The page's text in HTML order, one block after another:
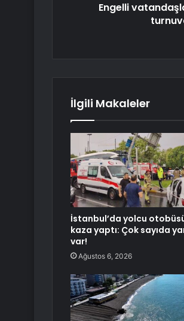
Engelli
İlgili Makaleler
İstanbul’da yolcu
kaza yaptı: Çok sayıda
var!
Ağustos 6, 2026